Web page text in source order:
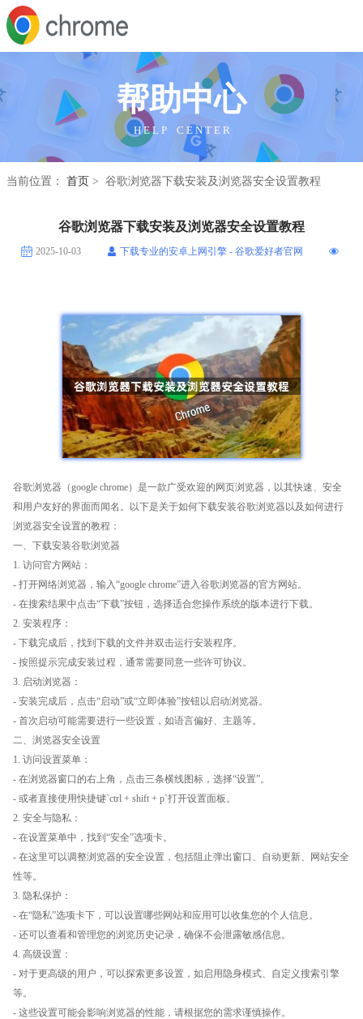
帮助中心
H E L P C E N T E R
当前位置： 首页 > 谷歌浏览器下载安装及浏览器安全设置教程
谷歌浏览器下载安装及浏览器安全设置教程
2025-10-03 下载专业的安卓上网引擎 - 谷歌爱好者官网
谷歌浏览器（google chrome）是一款广受欢迎的网页浏览器，以其快速、安全
和用户友好的界面而闻名。以下是关于如何下载安装谷歌浏览器以及如何进行
浏览器安全设置的教程：
一、下载安装谷歌浏览器
1. 访问官方网站：
- 打开网络浏览器，输入“google chrome”进入谷歌浏览器的官方网站。
- 在搜索结果中点击“下载”按钮，选择适合您操作系统的版本进行下载。
2. 安装程序：
- 下载完成后，找到下载的文件并双击运行安装程序。
- 按照提示完成安装过程，通常需要同意一些许可协议。
3. 启动浏览器：
- 安装完成后，点击“启动”或“立即体验”按钮以启动浏览器。
- 首次启动可能需要进行一些设置，如语言偏好、主题等。
二、浏览器安全设置
1. 访问设置菜单：
- 在浏览器窗口的右上角，点击三条横线图标，选择“设置”。
- 或者直接使用快捷键`ctrl + shift + p`打开设置面板。
2. 安全与隐私：
- 在设置菜单中，找到“安全”选项卡。
- 在这里可以调整浏览器的安全设置，包括阻止弹出窗口、自动更新、网站安全
性等。
3. 隐私保护：
- 在“隐私”选项卡下，可以设置哪些网站和应用可以收集您的个人信息。
- 还可以查看和管理您的浏览历史记录，确保不会泄露敏感信息。
4. 高级设置：
- 对于更高级的用户，可以探索更多设置，如启用隐身模式、自定义搜索引擎
等。
- 这些设置可能会影响浏览器的性能，请根据您的需求谨慎操作。